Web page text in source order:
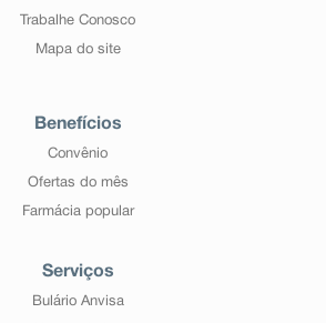
Trabalhe Conosco
Mapa do site
Benefícios
Convênio
Ofertas do mês
Farmácia popular
Serviços
Bulário Anvisa